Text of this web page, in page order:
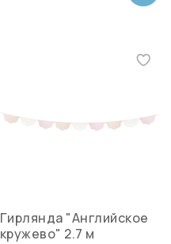
Гирлянда "Английское
кружево" 2.7 м